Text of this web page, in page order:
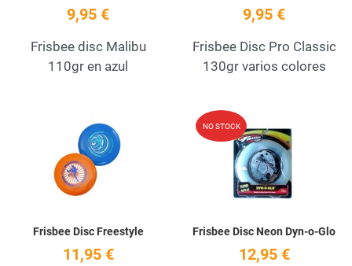
9,95 €
Frisbee disc Malibu
110gr en azul
9,95 €
Frisbee Disc Pro Classic
130gr varios colores
Add to Wishlist
Frisbee Disc Freestyle
11,95 €
NO STOCK
Frisbee Disc Neon Dyn-o-Glo
12,95 €